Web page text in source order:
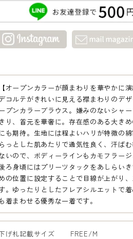
【オープンカラーが顔まわりを華やかに
コルテがきれいに見える襟まわりのデ
プンカラーブラウス。嫌みのないシャ
きり、首元を華奢に。存在感のある大き
にも期待。生地には程よいハリが特徴の
らっとした肌あたりで通気性良く、汗ば
いので、ボディーラインもカモフラー
ろ身頃にはプリーツタックをあしらい
の位置に設定することで目線が上がり
。ゆったりとしたフレアシルエットで
着まわせる優秀な一着です。
げ札記載サイズ FREE/M